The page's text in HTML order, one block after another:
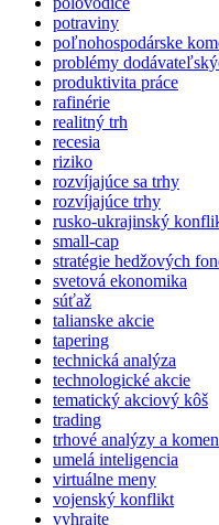
potraviny
poľnohospodárske
problémy
produktivita práce
rafinérie
realitný trh
recesia
riziko
rozvíjajúce sa trhy
rozvíjajúce trhy
rusko-ukrajinský
small-cap
stratégie hedžových
svetová ekonomika
súťaž
talianske akcie
tapering
technická analýza
technologické akcie
tematický akciový kôš
trading
trhové analýzy a
umelá inteligencia
virtuálne meny
vojenský konflikt
vyhrajte